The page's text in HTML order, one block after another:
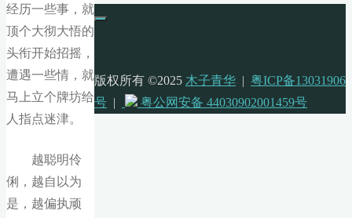
经历一些事，就
顶个大彻大悟的
头衔开始招摇，
遭遇一些情，就
马上立个牌坊给
人指点迷津。
越聪明伶
俐，越自以为
是，越偏执顽
版权所有 ©2025 木子青华 | 粤ICP备13031906
号 | 粤公网安备 44030902001459号